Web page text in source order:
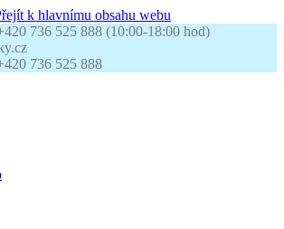
k hlavnímu obsahu webu
736 525 888 (10:00-18:00 hod)
736 525 888